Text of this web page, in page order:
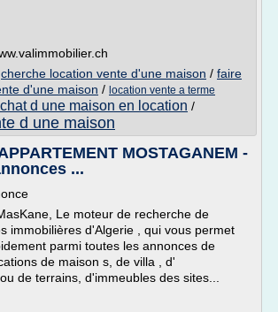
cherche location vente d'une maison / faire
d'une maison / location vente a terme
d une maison en location /
d une maison
MOSTAGANEM -
...
Le moteur de recherche de
immobilières d'Algerie , qui vous permet
parmi toutes les annonces de
de maison s, de villa , d'
de terrains, d'immeubles des sites...